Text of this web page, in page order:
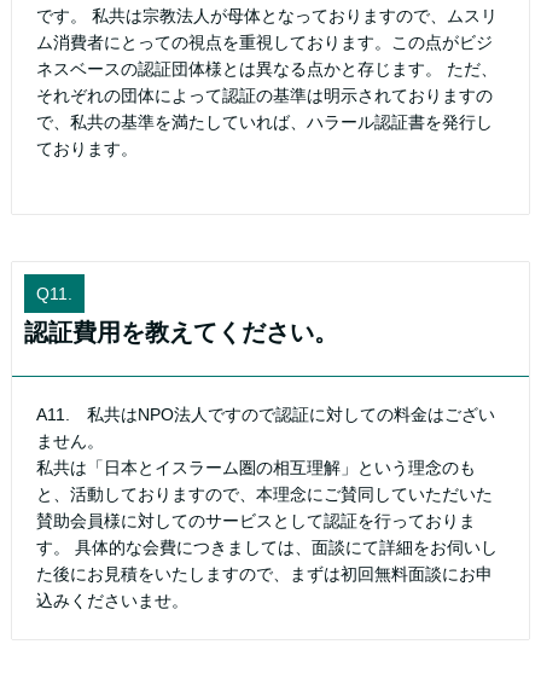
です。 私共は宗教法人が母体となっておりますので、ムスリ
ム消費者にとっての視点を重視しております。この点がビジ
ネスベースの認証団体様とは異なる点かと存じます。 ただ、
それぞれの団体によって認証の基準は明示されておりますの
で、私共の基準を満たしていれば、ハラール認証書を発行し
ております。
Q11.
認証費用を教えてください。
A11. 私共はNPO法人ですので認証に対しての料金はござい
ません。
私共は「日本とイスラーム圏の相互理解」という理念のも
と、活動しておりますので、本理念にご賛同していただいた
賛助会員様に対してのサービスとして認証を行っておりま
す。 具体的な会費につきましては、面談にて詳細をお伺いし
た後にお見積をいたしますので、まずは初回無料面談にお申
込みくださいませ。